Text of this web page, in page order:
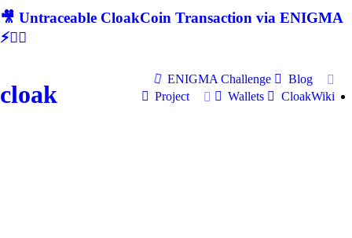
🎥 Untraceable CloakCoin Transaction via ENIGMA
⚡🕵‍♂
cloak
ENIGMA Challenge
Blog
Project
Wallets CloakWiki